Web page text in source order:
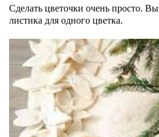
Сделать цветочки очень просто.
листика для одного цветка.